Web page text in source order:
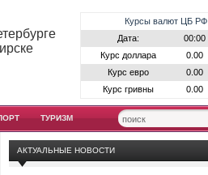
Курсы валют ЦБ РФ
Дата:
00:00
Курс доллара
0.00
Курс евро
0.00
Курс гривны
0.00
ТУРИЗМ
АКТУАЛЬНЫЕ НОВОСТИ